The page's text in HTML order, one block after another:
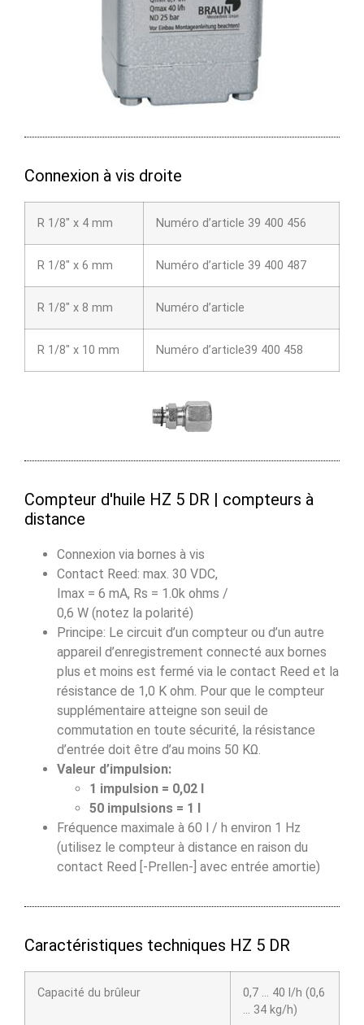
Connexion à vis droite
R 1/8″ x 4 mm Numéro d’article 39 400 456
R 1/8″ x 6 mm Numéro d’article 39 400 487
R 1/8″ x 8 mm Numéro d’article
R 1/8″ x 10 mm Numéro d’article39 400 458
Compteur d'huile HZ 5 DR | compteurs à
distance
Connexion via bornes à vis
Contact Reed: max. 30 VDC,
Imax = 6 mA, Rs = 1.0k ohms /
0,6 W (notez la polarité)
Principe: Le circuit d’un compteur ou d’un autre
appareil d’enregistrement connecté aux bornes
plus et moins est fermé via le contact Reed et la
résistance de 1,0 K ohm. Pour que le compteur
supplémentaire atteigne son seuil de
commutation en toute sécurité, la résistance
d’entrée doit être d’au moins 50 KΩ.
Valeur d’impulsion:
1 impulsion = 0,02 l
50 impulsions = 1 l
Fréquence maximale à 60 l / h environ 1 Hz
(utilisez le compteur à distance en raison du
contact Reed [-Prellen-] avec entrée amortie)
Caractéristiques techniques HZ 5 DR
Capacité du brûleur
0,7 … 40 l/h (0,6
… 34 kg/h)